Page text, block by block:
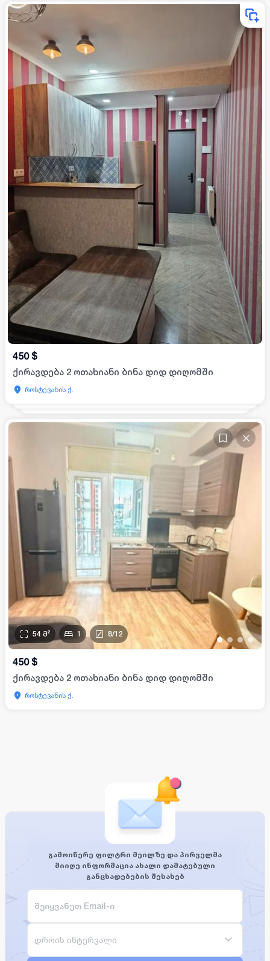
450 $
ქირავდება 2 ოთახიანი ბინა დიდ დიღომში
როსტევანის ქ.
•• ••
54 მ² 1 8/12
450 $
ქირავდება 2 ოთახიანი ბინა დიდ დიღომში
როსტევანის ქ.
გამოიწერე ფილტრი მეილზე და პირველმა
მიიღე ინფორმაცია ახალი დამატებული
განცხადებების შესახებ
დროის ინტერვალი